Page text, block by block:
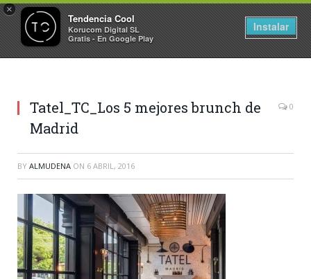
×
Tendencia Cool
Korucom Digital SL
Gratis - En Google Play
Instalar
Tatel_TC_Los 5 mejores brunch de
Madrid
0
BY ALMUDENA ON 6 ABRIL, 2016